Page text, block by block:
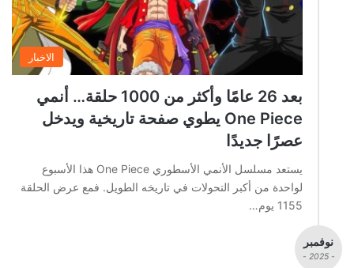
الاخبار
بعد 26 عامًا وأكثر من 1000 حلقة… أنمي
One Piece يطوي صفحة تاريخية ويدخل
عصرًا جديدًا
يستعد مسلسل الأنمي الأسطوري One Piece هذا الأسبوع
لواحدة من أكبر التحولات في تاريخه الطويل. فمع عرض الحلقة
1155 يوم…
نوفمبر
- 2025 -